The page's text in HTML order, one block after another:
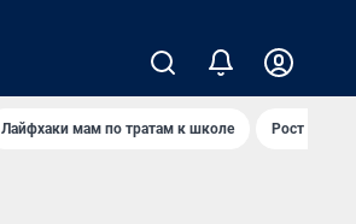
Лайфхаки мам по тратам к школе Рост цен на